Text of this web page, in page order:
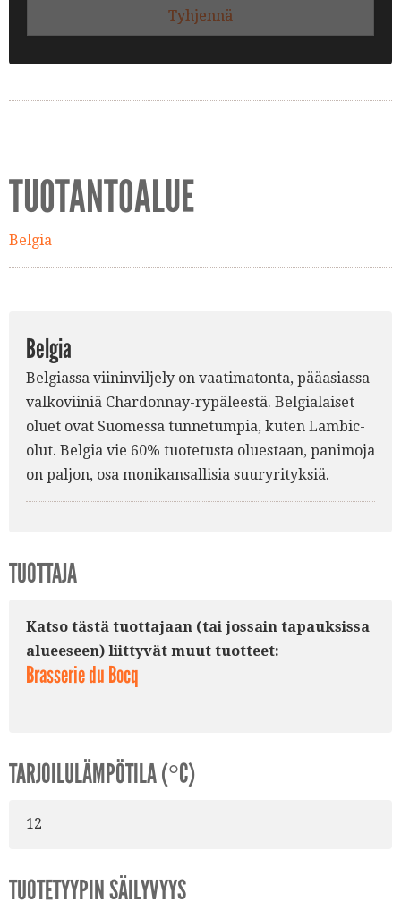
Tyhjennä
TUOTANTOALUE
Belgia
Belgia
Belgiassa viininviljely on vaatimatonta, pääasiassa
valkoviiniä Chardonnay-rypäleestä. Belgialaiset
oluet ovat Suomessa tunnetumpia, kuten Lambic-
olut. Belgia vie 60% tuotetusta oluestaan, panimoja
on paljon, osa monikansallisia suuryrityksiä.
TUOTTAJA
Katso tästä tuottajaan (tai jossain tapauksissa
alueeseen) liittyvät muut tuotteet:
Brasserie du Bocq
TARJOILULÄMPÖTILA (°C)
12
TUOTETYYPIN SÄILYVYYS